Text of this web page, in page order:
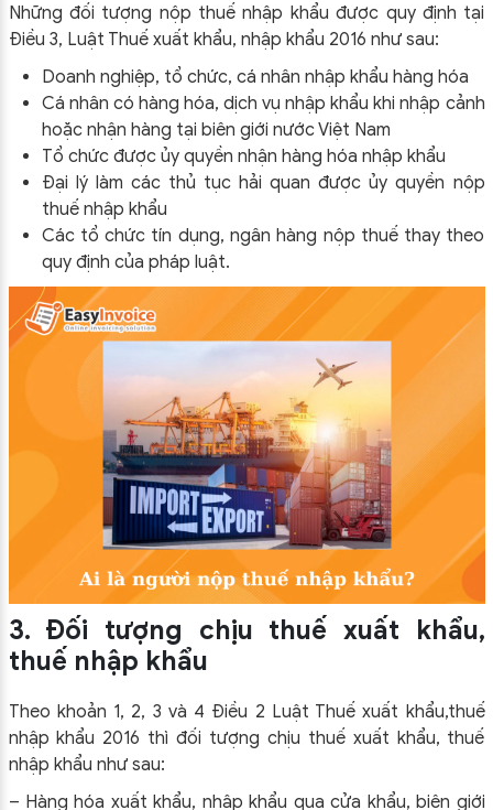
Những đối tượng nộp thuế nhập khẩu được quy định tại
Điều 3, Luật Thuế xuất khẩu, nhập khẩu 2016 như sau:
Doanh nghiệp, tổ chức, cá nhân nhập khẩu hàng hóa
Cá nhân có hàng hóa, dịch vụ nhập khẩu khi nhập cảnh
hoặc nhận hàng tại biên giới nước Việt Nam
Tổ chức được ủy quyền nhận hàng hóa nhập khẩu
Đại lý làm các thủ tục hải quan được ủy quyền nộp
thuế nhập khẩu
Các tổ chức tín dụng, ngân hàng nộp thuế thay theo
quy định của pháp luật.
3. Đối tượng chịu thuế xuất khẩu,
thuế nhập khẩu
Theo khoản 1, 2, 3 và 4 Điều 2 Luật Thuế xuất khẩu,thuế
nhập khẩu 2016 thì đối tượng chịu thuế xuất khẩu, thuế
nhập khẩu như sau:
– Hàng hóa xuất khẩu, nhập khẩu qua cửa khẩu, biên giới